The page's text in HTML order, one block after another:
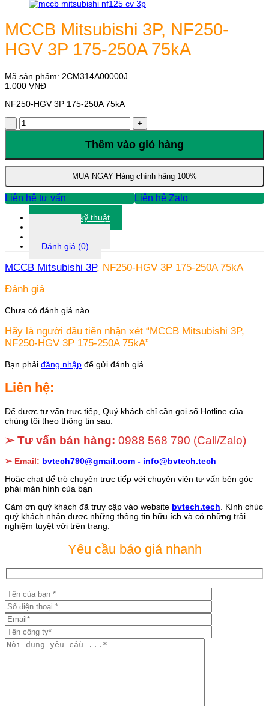
MCCB Mitsubishi 3P, NF250-
HGV 3P 175-250A 75kA
Mã sản phẩm: 2CM314A00000J
1.000 VNĐ
NF250-HGV 3P 175-250A 75kA
MCCB
Mitsubishi
HGV
3P
250A
75kA
lượng
Thêm vào giỏ hàng
MUA NGAY Hàng chính hãng 100%
Liên hệ tư vấn Liên hệ Zalo
Thông số kỹ thuật
Đánh giá (0)
MCCB Mitsubishi 3P, NF250-HGV 3P 175-250A 75kA
Đánh giá
Chưa có đánh giá nào.
Hãy là người đầu tiên nhận xét “MCCB Mitsubishi 3P,
NF250-HGV 3P 175-250A 75kA”
Bạn phải đăng nhập để gửi đánh giá.
Liên hệ:
Để được tư vấn trực tiếp, Quý khách chỉ cần gọi số Hotline của
chúng tôi theo thông tin sau:
➢ Tư vấn bán hàng: 0988 568 790 (Call/Zalo)
➢ Email: bvtech790@gmail.com - info@bvtech.tech
Hoặc chat để trò chuyện trực tiếp với chuyên viên tư vấn bên góc
phải màn hình của bạn
Cảm ơn quý khách đã truy cập vào website bvtech.tech. Kính chúc
quý khách nhận được những thông tin hữu ích và có những trải
nghiệm tuyệt vời trên trang.
Yêu cầu báo giá nhanh